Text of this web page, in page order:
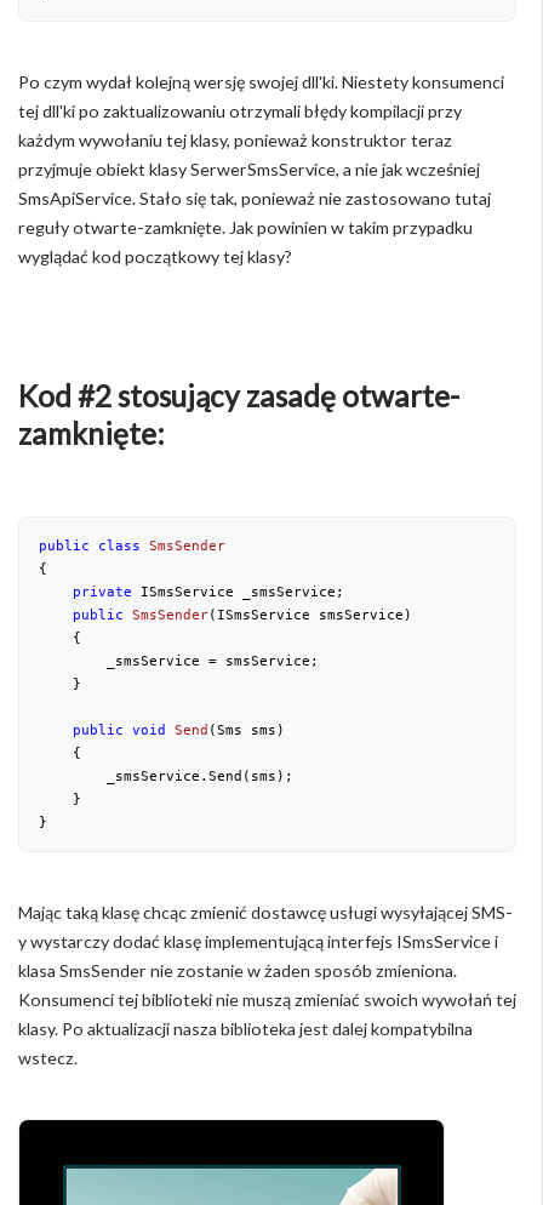
Po czym wydał kolejną wersję swojej dll'ki. Niestety konsumenci
tej dll'ki po zaktualizowaniu otrzymali błędy kompilacji przy
każdym wywołaniu tej klasy, ponieważ konstruktor teraz
przyjmuje obiekt klasy SerwerSmsService, a nie jak wcześniej
SmsApiService. Stało się tak, ponieważ nie zastosowano tutaj
reguły otwarte-zamknięte. Jak powinien w takim przypadku
wyglądać kod początkowy tej klasy?
Kod #2 stosujący zasadę otwarte-
zamknięte:
public class SmsSender
{
private ISmsService _smsService;
public SmsSender( ISmsService smsService )
{
        _smsService = smsService;
    }
public void Send (Sms sms )
{
        _smsService.Send(sms);
    }
Mając taką klasę chcąc zmienić dostawcę usługi wysyłającej SMS-
y wystarczy dodać klasę implementującą interfejs ISmsService i
klasa SmsSender nie zostanie w żaden sposób zmieniona.
Konsumenci tej biblioteki nie muszą zmieniać swoich wywołań tej
klasy. Po aktualizacji nasza biblioteka jest dalej kompatybilna
wstecz.